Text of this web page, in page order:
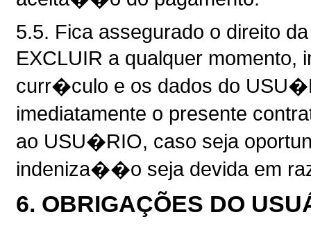
5.5. Fica assegurado o direito
EXCLUIR a qualquer
curr�culo e os dados do
imediatamente o presente
ao USU�RIO, caso seja
indeniza��o seja devida em
6. OBRIGAÇÕES DO